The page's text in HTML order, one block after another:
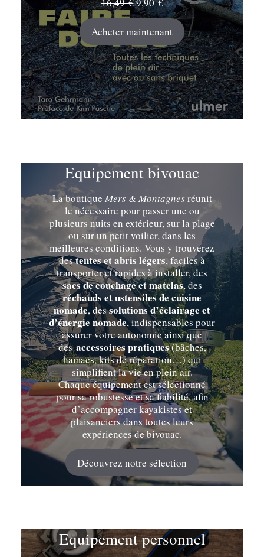
prix
initial
était :
16,49 €.
prix
actuel
est :
9,90 €.
Acheter maintenant
Equipement bivouac
La boutique Mers & Montagnesréunit
le nécessaire pour passer une ou
plusieurs nuits en extérieur, sur la plage
ou sur un petit voilier, dans les
meilleures conditions. Vous y trouverez
destentes et abris légers, faciles à
transporter et rapides à installer, des
sacs de couchage et matelas, des
réchauds et ustensiles de cuisine
nomade, dessolutions d’éclairage et
d’énergie nomade, indispensables pour
assurer votre autonomie ainsi que
desaccessoires pratiques(bâches,
hamacs, kits de réparation…) qui
simplifient la vie en plein air.
Chaque équipement est sélectionné
pour sa robustesse et sa fiabilité, afin
d’accompagner kayakistes et
plaisanciers dans toutes leurs
expériences de bivouac.
Découvrez notre sélection
Equipement personnel